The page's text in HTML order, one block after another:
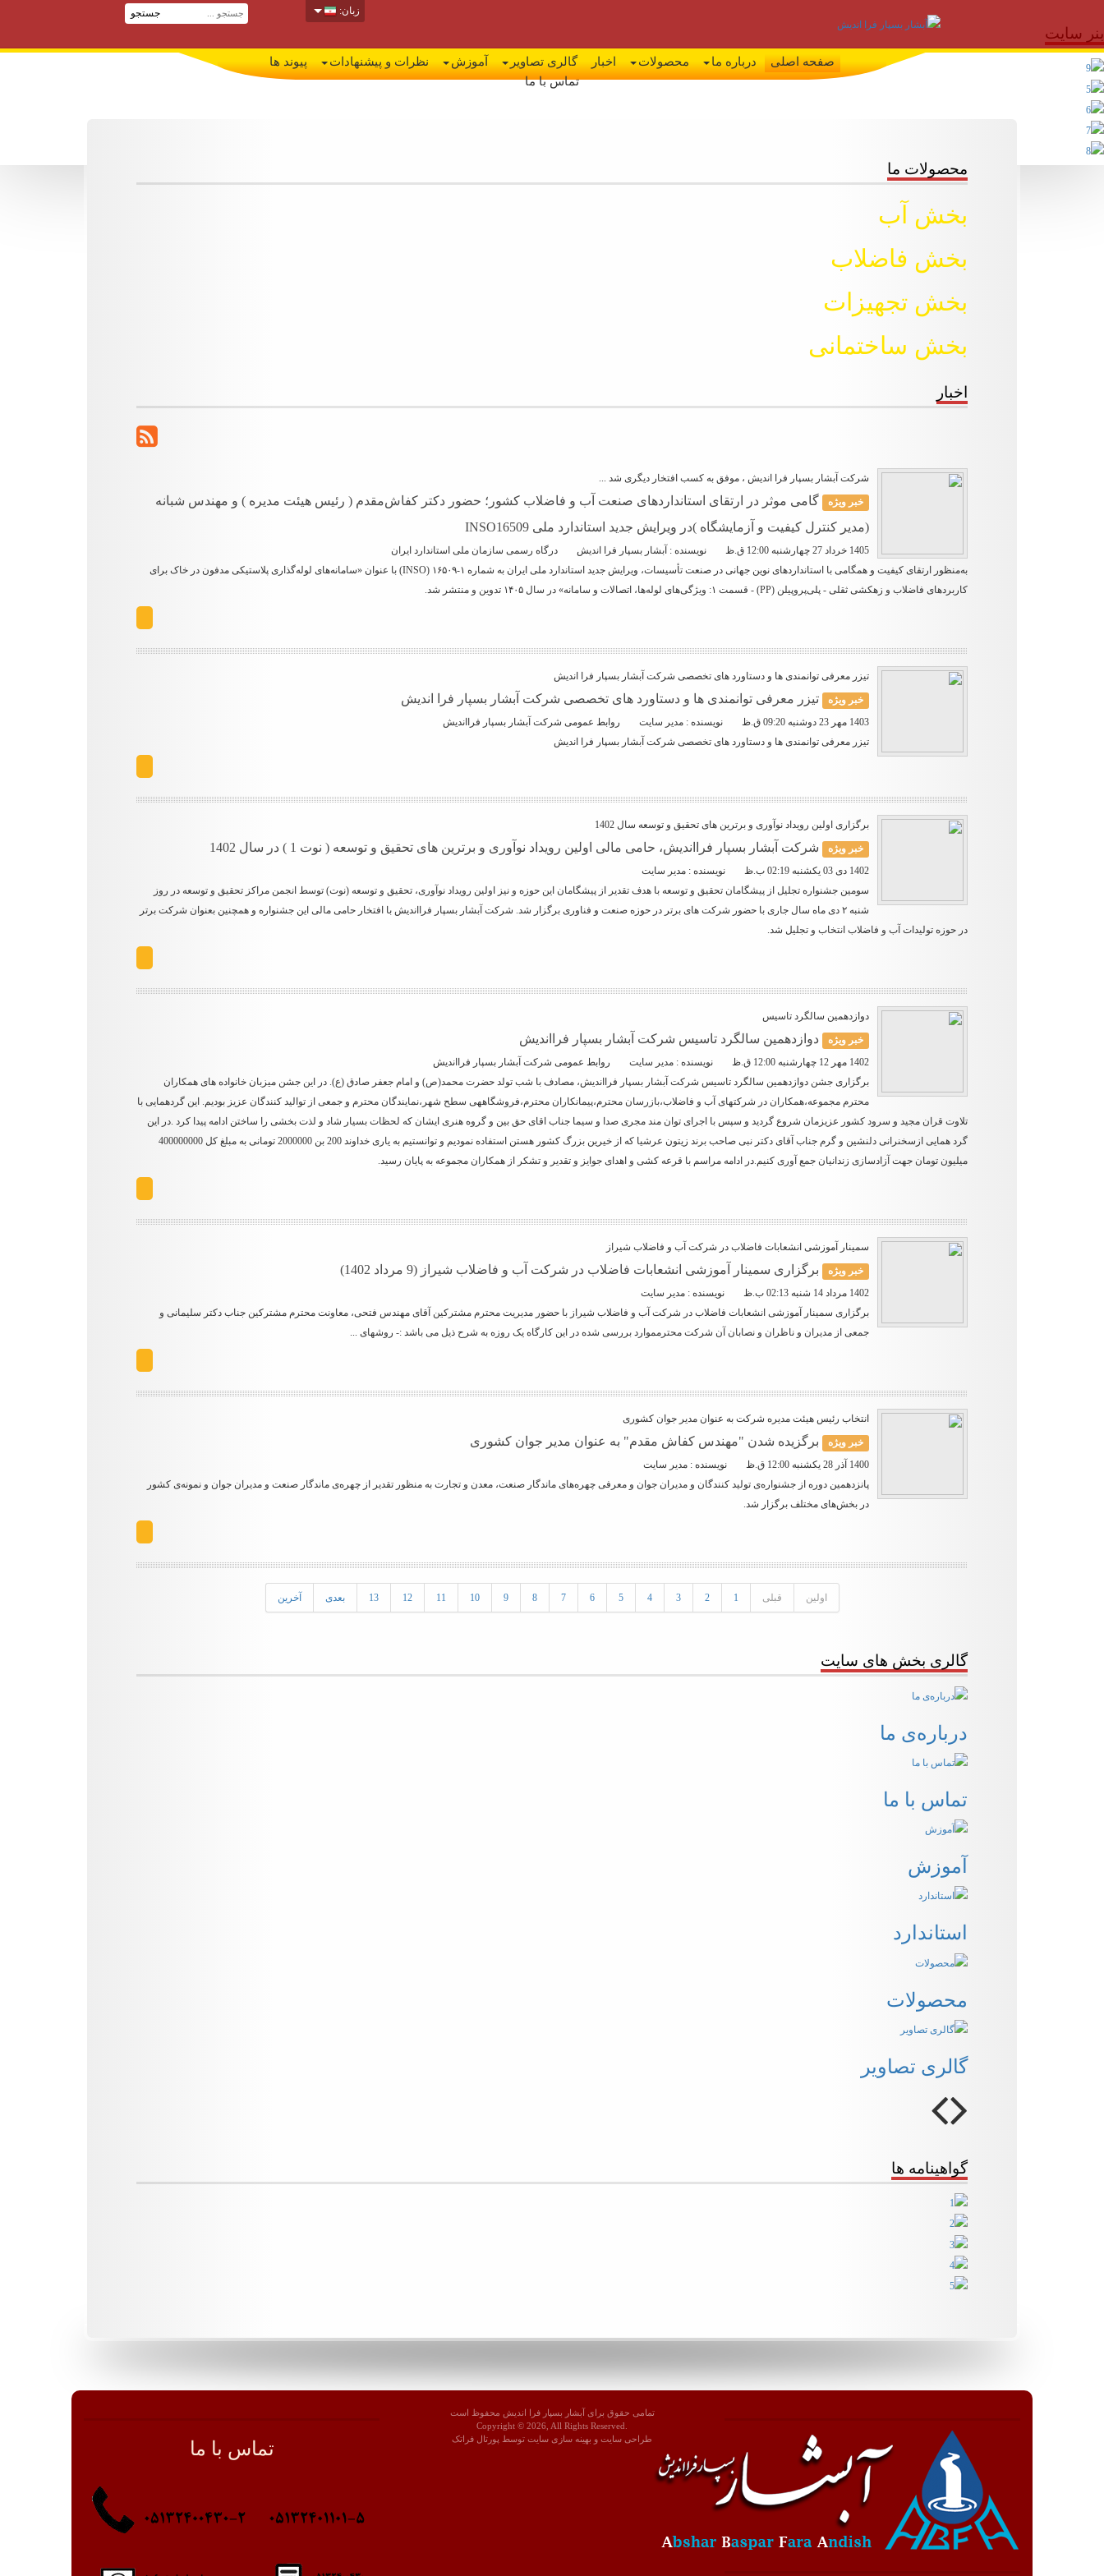
زبان: جستجو
صفحه اصلی درباره ما محصولات اخبار گالری تصاویر آموزش نظرات و پیشنهادات
پیوند ها
تماس با ما
بنر سایت
محصولات ما
بخش آب
بخش فاضلاب
بخش تجهیزات
بخش ساختمانی
اخبار
شرکت آبشار بسپار فرا اندیش ، موفق به کسب افتخار دیگری شد ...
خبر ویژه
گامی موثر در ارتقای استانداردهای صنعت آب و فاضلاب کشور؛ حضور دکتر کفاش‌مقدم ( رئیس هیئت مدیره ) و مهندس شبانه
(مدیر کنترل کیفیت و آزمایشگاه )در ویرایش جدید استاندارد ملی INSO16509
1405 خرداد 27 چهارشنبه 12:00 ق.ظ نویسنده : آبشار بسپار فرا اندیش
درگاه رسمی سازمان ملی استاندارد ایران
به‌منظور ارتقای کیفیت و همگامی با استانداردهای نوین جهانی در صنعت تأسیسات، ویرایش جدید استاندارد ملی ایران به شماره ۱-۱۶۵۰۹ (INSO) با عنوان «سامانه‌های لوله‌گذاری پلاستیکی مدفون در خاک برای
کاربردهای فاضلاب و زهکشی ثقلی - پلی‌پروپیلن (PP) - قسمت ۱: ویژگی‌های لوله‌ها، اتصالات و سامانه» در سال ۱۴۰۵ تدوین و منتشر شد.
تیزر معرفی توانمندی ها و دستاورد های تخصصی شرکت آبشار بسپار فرا اندیش
خبر ویژه تیزر معرفی توانمندی ها و دستاورد های تخصصی شرکت آبشار بسپار فرا اندیش
1403 مهر 23 دوشنبه 09:20 ق.ظ نویسنده : مدیر سایت
روابط عمومی شرکت آبشار بسپار فرااندیش
تیزر معرفی توانمندی ها و دستاورد های تخصصی شرکت آبشار بسپار فرا اندیش
برگزاری اولین رویداد نوآوری و برترین های تحقیق و توسعه سال 1402
خبر ویژه شرکت آبشار بسپار فرااندیش، حامی مالی اولین رویداد نوآوری و برترین های تحقیق و توسعه ( نوت 1 ) در سال 1402
1402 دی 03 یکشنبه 02:19 ب.ظ
نویسنده : مدیر سایت
سومین جشنواره تجلیل از پیشگامان تحقیق و توسعه با هدف تقدیر از پیشگامان این حوزه و نیز اولین رویداد نوآوری، تحقیق و توسعه (نوت) توسط انجمن مراکز تحقیق و توسعه در روز
شنبه ۲ دی ماه سال جاری با حضور شرکت های برتر در حوزه صنعت و فناوری برگزار شد. شرکت آبشار بسپار فرااندیش با افتخار حامی مالی این جشنواره و همچنین بعنوان شرکت برتر
در حوزه تولیدات آب و فاضلاب انتخاب و تجلیل شد.
دوازدهمین سالگرد تاسیس
خبر ویژه دوازدهمین سالگرد تاسیس شرکت آبشار بسپار فرااندیش
1402 مهر 12 چهارشنبه 12:00 ق.ظ نویسنده : مدیر سایت
روابط عمومی شرکت آبشار بسپار فرااندیش
برگزاری جشن دوازدهمین سالگرد تاسیس شرکت آبشار بسپار فرااندیش، مصادف با شب تولد حضرت محمد(ص) و امام جعفر صادق (ع). در این جشن میزبان خانواده های همکاران
محترم مجموعه،همکاران در شرکتهای آب و فاضلاب،بازرسان محترم،پیمانکاران محترم،فروشگاههی سطح شهر،نمایندگان محترم و جمعی از توالید کنندگان عزیز بودیم. این گردهمایی با
تلاوت قران مجید و سرود کشور عزیزمان شروع گردید و سپس با اجرای توان مند مجری صدا و سیما جناب اقای حق بین و گروه هنری ایشان که لحظات بسیار شاد و لذت بخشی را ساختن ادامه پیدا کرد .در این
گرد همایی ازسخنرانی دلنشین و گرم جناب آقای دکتر نبی صاحب برند زیتون عرشیا که از خیرین بزرگ کشور هستن استفاده نمودیم و توانستیم به یاری خداوند 200 بن 2000000 تومانی به مبلغ کل 400000000
میلیون تومان جهت آزادسازی زندانیان جمع آوری کنیم.در ادامه مراسم با قرعه کشی و اهدای جوایز و تقدیر و تشکر از همکاران مجموعه به پایان رسید.
سمینار آموزشی انشعابات فاضلاب در شرکت آب و فاضلاب شیراز
خبر ویژه برگزاری سمینار آموزشی انشعابات فاضلاب در شرکت آب و فاضلاب شیراز (9 مرداد 1402)
1402 مرداد 14 شنبه 02:13 ب.ظ
نویسنده : مدیر سایت
برگزاری سمینار آموزشی انشعابات فاضلاب در شرکت آب و فاضلاب شیراز با حضور مدیریت محترم مشترکین آقای مهندس فتحی، معاونت محترم مشترکین جناب دکتر سلیمانی و
جمعی از مدیران و ناظران و نصابان آن شرکت محترمموارد بررسی شده در این کارگاه یک روزه به شرح ذیل می باشد :- روشهای ...
انتخاب رئیس هیئت مدیره شرکت به عنوان مدیر جوان کشوری
خبر ویژه برگزیده شدن "مهندس کفاش مقدم" به عنوان مدیر جوان کشوری
1400 آذر 28 یکشنبه 12:00 ق.ظ
نویسنده : مدیر سایت
پانزدهمین دوره از جشنواره‌ی تولید کنندگان و مدیران جوان و معرفی چهره‌های ماندگار صنعت، معدن و تجارت به منظور تقدیر از چهر‌ه‌‌ی ماندگار صنعت و مدیران جوان و نمونه‌ی کشور
در بخش‌های مختلف برگزار شد.
اولین قبلی 1
2
3
4
5
6
7
8
9
10
11
12
13 بعدی آخرین
گالری بخش های سایت
درباره‌ی ما
تماس با ما
آموزش
استاندارد
محصولات
گالری تصاویر
گواهینامه ها
تماس با ما
تمامی حقوق برای آبشار بسپار فرا اندیش محفوظ است
Copyright © 2026, All Rights Reserved.
طراحی سايت و بهينه سازی سايت توسط پورتال فراتک